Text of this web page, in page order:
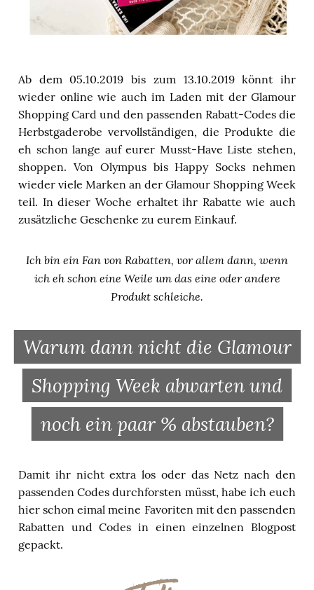
Ab dem 05.10.2019 bis zum 13.10.2019 könnt ihr
wieder online wie auch im Laden mit der Glamour
Shopping Card und den passenden Rabatt-Codes die
Herbstgaderobe vervollständigen, die Produkte die
eh schon lange auf eurer Musst-Have Liste stehen,
shoppen. Von Olympus bis Happy Socks nehmen
wieder viele Marken an der Glamour Shopping Week
teil. In dieser Woche erhaltet ihr Rabatte wie auch
zusätzliche Geschenke zu eurem Einkauf.
Ich bin ein Fan von Rabatten, vor allem dann, wenn
ich eh schon eine Weile um das eine oder andere
Produkt schleiche.
Warum dann nicht die Glamour
Shopping Week abwarten und
noch ein paar % abstauben?
Damit ihr nicht extra los oder das Netz nach den
passenden Codes durchforsten müsst, habe ich euch
hier schon eimal meine Favoriten mit den passenden
Rabatten und Codes in einen einzelnen Blogpost
gepackt.